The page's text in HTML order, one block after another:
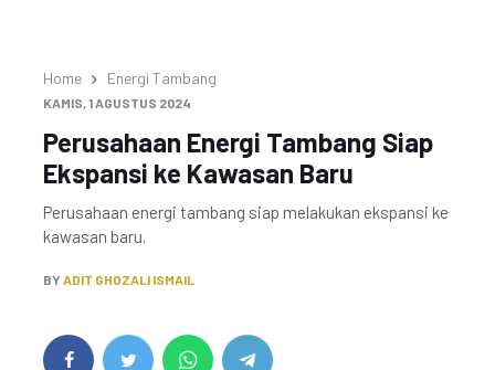
Home Energi Tambang
KAMIS, 1 AGUSTUS 2024
Perusahaan Energi Tambang Siap
Ekspansi ke Kawasan Baru
Perusahaan energi tambang siap melakukan ekspansi ke
kawasan baru.
BY ADIT GHOZALI ISMAIL